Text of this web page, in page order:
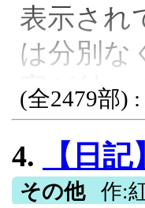
表示され
は分別な
字が付い
るので、
結してい
物語が多
(全2479部)
4. 【日
その他 作: